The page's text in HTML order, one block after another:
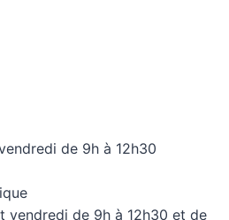
de 9h à 12h30
vendredi de 9h à 12h30 et de